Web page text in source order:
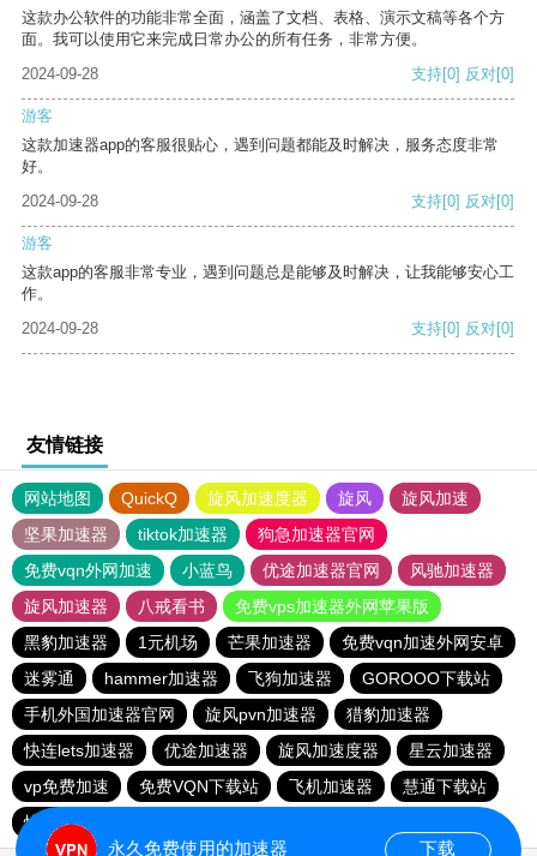
这款办公软件的功能非常全面，涵盖了文档、表格、演示文稿等各个方
面。我可以使用它来完成日常办公的所有任务，非常方便。
2024-09-28
支持[0] 反对[0]
游客
这款加速器app的客服很贴心，遇到问题都能及时解决，服务态度非常
好。
2024-09-28
支持[0] 反对[0]
游客
这款app的客服非常专业，遇到问题总是能够及时解决，让我能够安心工
作。
2024-09-28
支持[0] 反对[0]
友情链接
网站地图 QuickQ 旋风加速度器 旋风
旋风加速
坚果加速器
tiktok加速器
狗急加速器官网
免费vqn外网加速
小蓝鸟 优途加速器官网
风驰加速器
旋风加速器
八戒看书
免费vps加速器外网苹果版
黑豹加速器
1元机场 芒果加速器
免费vqn加速外网安卓
迷雾通
hammer加速器 飞狗加速器
GOROOO下载站
手机外国加速器官网
旋风pvn加速器
猎豹加速器
快连lets加速器
优途加速器 旋风加速度器
星云加速器
vp免费加速
免费VQN下载站 飞机加速器
慧通下载站
快喵vpv加速器
永久免费使用的加速器 下载